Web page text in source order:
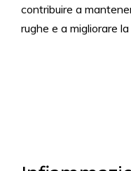
contribuire a
rughe e a migliorare